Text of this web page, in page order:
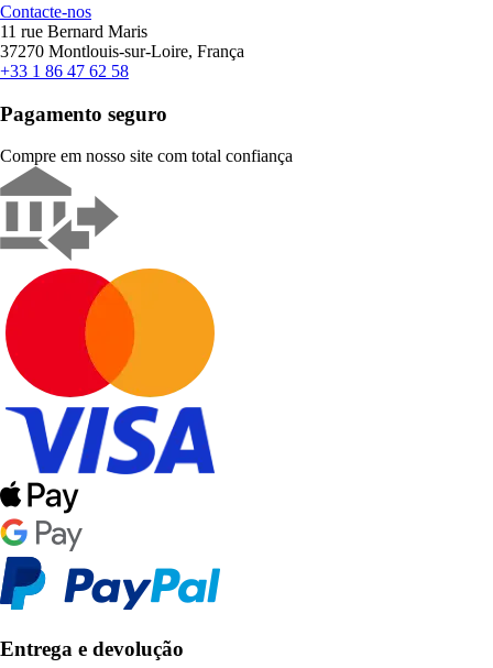
Contacte-nos
11 rue Bernard Maris
37270 Montlouis-sur-Loire, França
+33 1 86 47 62 58
Pagamento seguro
Compre em nosso site com total confiança
Entrega e devolução